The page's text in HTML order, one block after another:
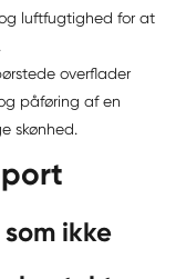
luftfugtighed for at
overflader
påføring af en
skønhed.
ikke